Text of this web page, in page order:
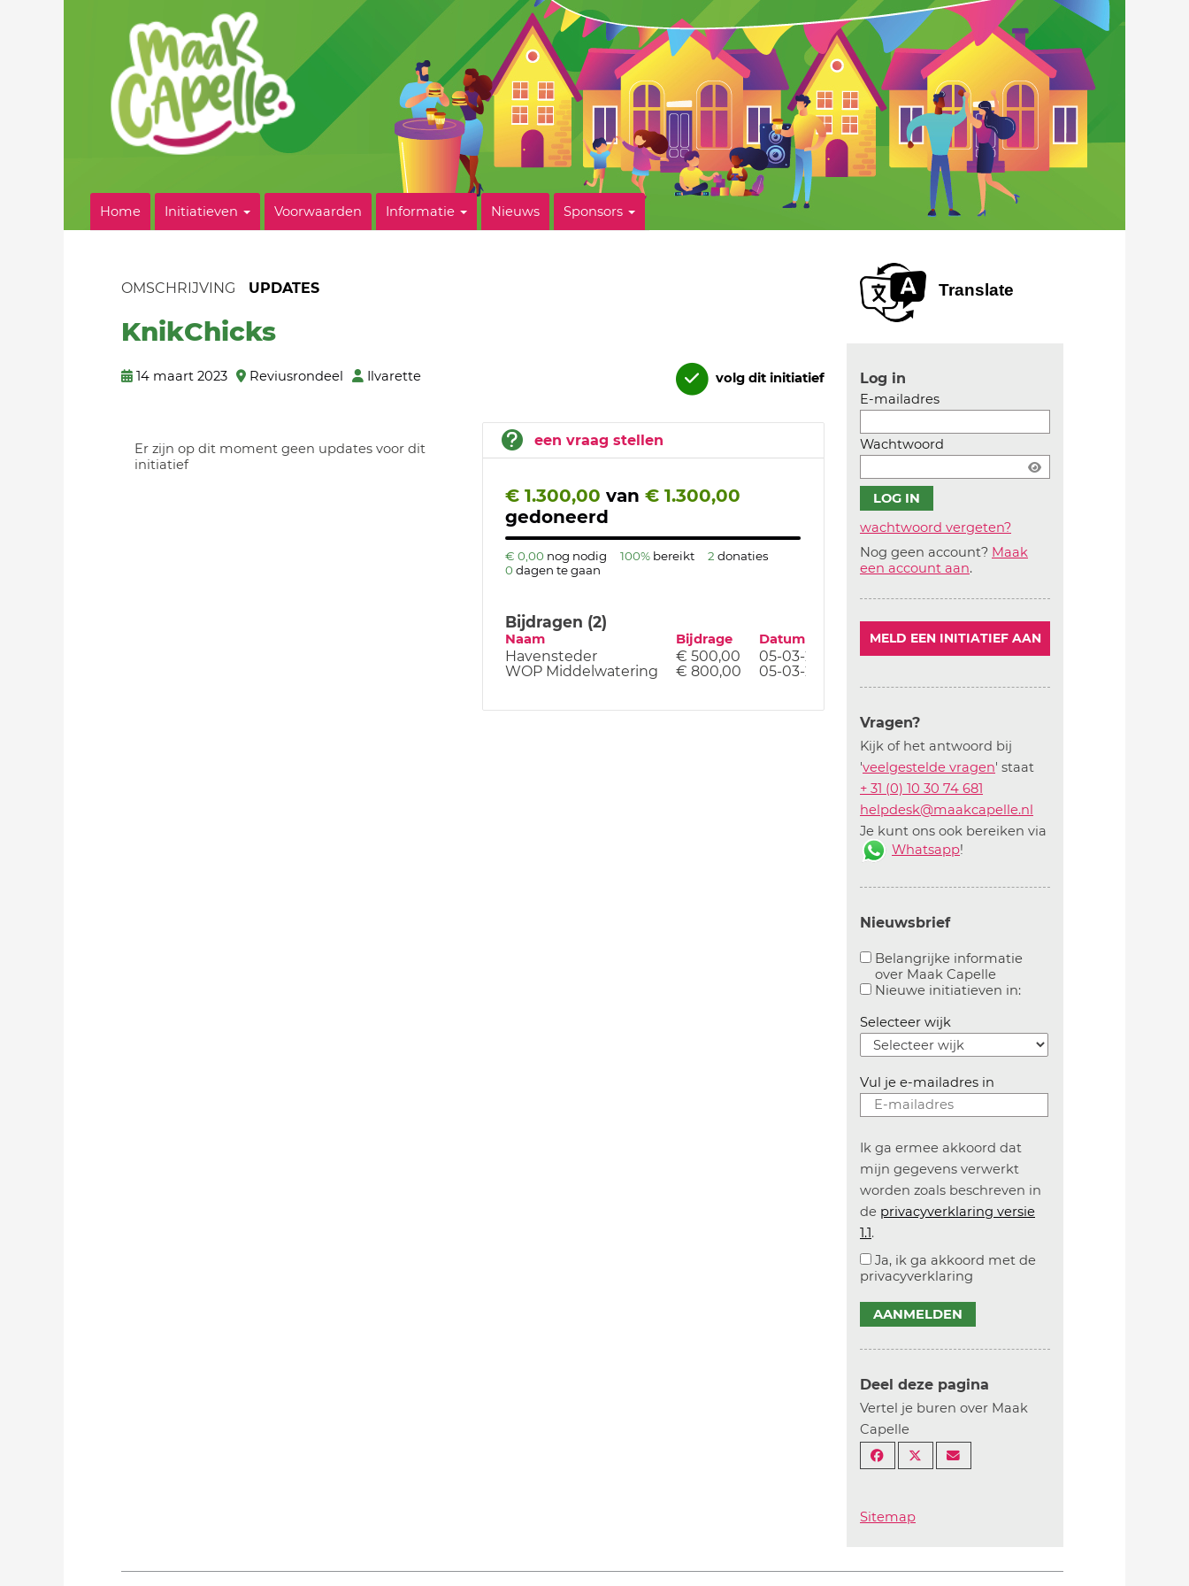
Home Initiatieven Voorwaarden Informatie Nieuws Sponsors
OMSCHRIJVING UPDATES
KnikChicks
14 maart 2023 Reviusrondeel Ilvarette volg dit initiatief
Er zijn op dit moment geen updates voor dit
initiatief
een vraag stellen
€ 1.300,00 van € 1.300,00
gedoneerd
€ 0,00 nog nodig 100% bereikt 2 donaties
0 dagen te gaan
Bijdragen (2)
Naam Bijdrage Datum
Havensteder € 500,00
05-03-23
WOP Middelwatering
€ 800,00 05-03-23
Translate
Log in
E-mailadres
Wachtwoord
wachtwoord vergeten?
Nog geen account? Maak
een account aan.
MELD EEN INITIATIEF AAN
Vragen?
Kijk of het antwoord bij
'veelgestelde vragen' staat
+ 31 (0) 10 30 74 681
helpdesk@maakcapelle.nl
Je kunt ons ook bereiken via
Whatsapp!
Nieuwsbrief
Belangrijke informatie
over Maak Capelle
Aanvinken om belangrijke informatie over
Nieuwe initiatieven in:Aanvinken om
Selecteer wijk
Vul je e-mailadres in
Ik ga ermee akkoord dat
mijn gegevens verwerkt
worden zoals beschreven in
de privacyverklaring versie
1.1.
Ja, ik ga akkoord met de
privacyverklaring
AANMELDEN
Deel deze pagina
Vertel je buren over Maak
Capelle
Sitemap